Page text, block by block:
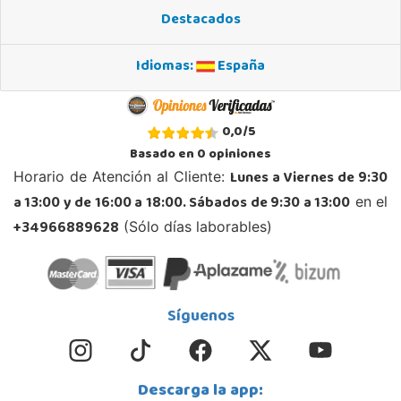
POCAS UNIDADES
Juguetilandia Gines
Av. del Trabajo, 1 Local L1- C
41960, Gines
955605259
Localizar Tienda
Juguetilandia Guadalajara
Av. de Eduardo Guitián, 13, 19 Local 2.05-2.06, Centro Comercial Ferial Plaza
Destacados
Idiomas:
España
0,0/5
Basado en0opiniones
Horario de Atención al Cliente: Lunes a Viernes de 9:30
a 13:00 y de 16:00 a 18:00. Sábados de 9:30 a 13:00 en el
+34966889628 (Sólo días laborables)
Síguenos
Descarga la app: